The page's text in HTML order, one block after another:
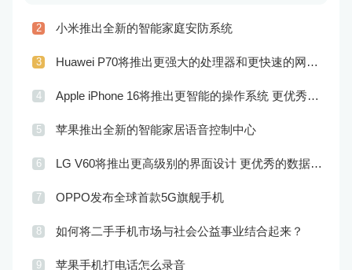
2 小米推出全新的智能家庭安防系统
3 Huawei P70将推出更强大的处理器和更快速的网络连接
4 Apple iPhone 16将推出更智能的操作系统 更优秀的音频效果
5 苹果推出全新的智能家居语音控制中心
6 LG V60将推出更高级别的界面设计 更优秀的数据隐私保护
7 OPPO发布全球首款5G旗舰手机
8 如何将二手手机市场与社会公益事业结合起来？
9 苹果手机打电话怎么录音